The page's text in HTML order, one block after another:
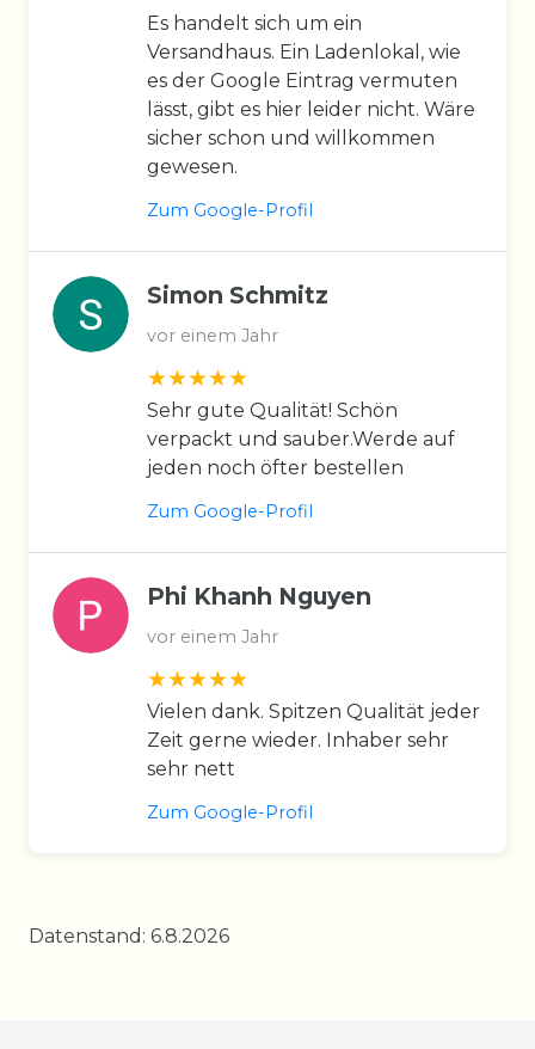
Es handelt sich um ein
Versandhaus. Ein Ladenlokal, wie
es der Google Eintrag vermuten
lässt, gibt es hier leider nicht. Wäre
sicher schon und willkommen
gewesen.
Zum Google-Profil
Simon Schmitz
vor einem Jahr
Sehr gute Qualität! Schön
verpackt und sauber.Werde auf
jeden noch öfter bestellen
Zum Google-Profil
Phi Khanh Nguyen
vor einem Jahr
Vielen dank. Spitzen Qualität jeder
Zeit gerne wieder. Inhaber sehr
sehr nett
Zum Google-Profil
Datenstand: 6.8.2026